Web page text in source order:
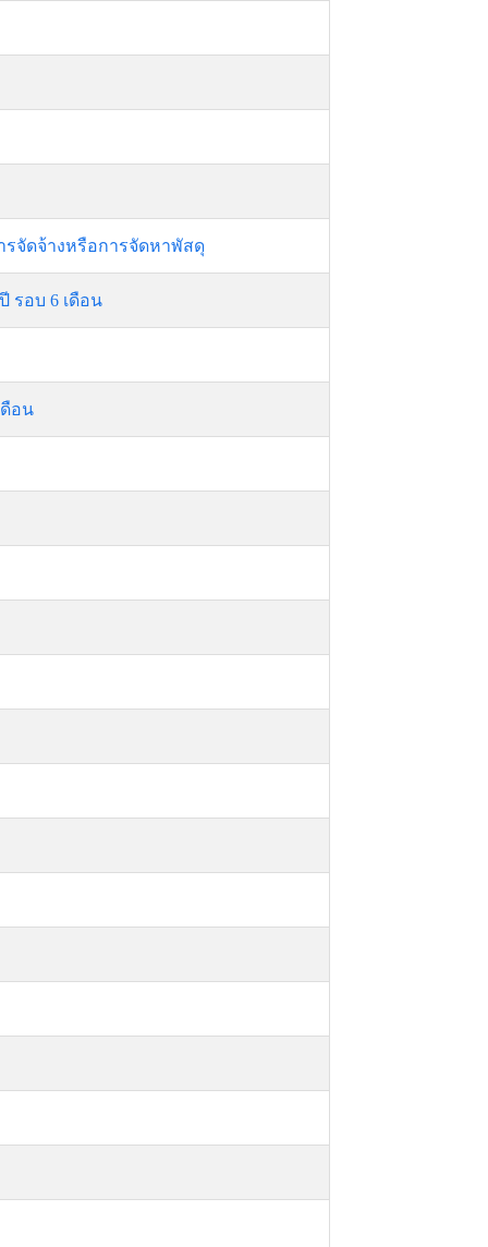
จัดจ้างหรือการจัดหาพัสดุ
รอบ 6 เดือน
อน